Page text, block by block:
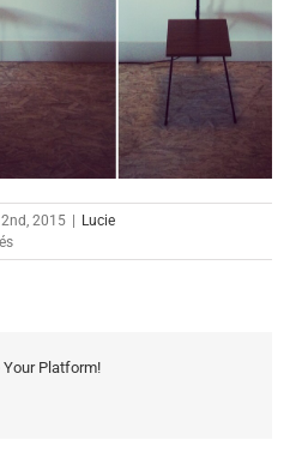
2015 | Lucie
sur
Imagiro
unique)
Your Platform!